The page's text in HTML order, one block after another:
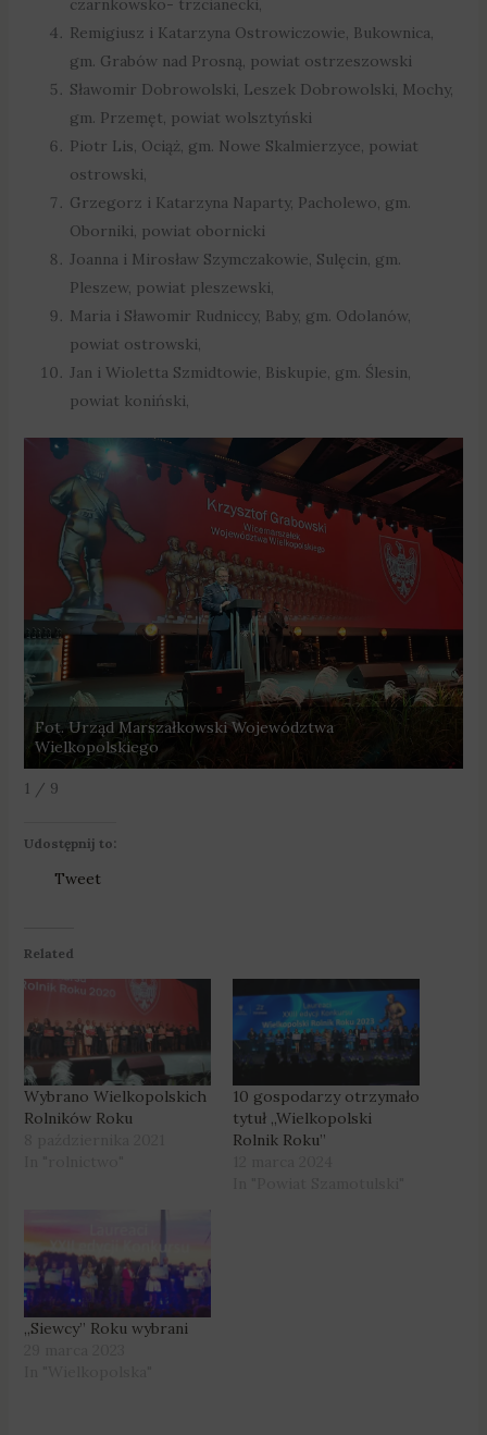
czarnkowsko- trzcianecki,
Remigiusz i Katarzyna Ostrowiczowie, Bukownica,
gm. Grabów nad Prosną, powiat ostrzeszowski
Sławomir Dobrowolski, Leszek Dobrowolski, Mochy,
gm. Przemęt, powiat wolsztyński
Piotr Lis, Ociąż, gm. Nowe Skalmierzyce, powiat
ostrowski,
Grzegorz i Katarzyna Naparty, Pacholewo, gm.
Oborniki, powiat obornicki
Joanna i Mirosław Szymczakowie, Sulęcin, gm.
Pleszew, powiat pleszewski,
Maria i Sławomir Rudniccy, Baby, gm. Odolanów,
powiat ostrowski,
Jan i Wioletta Szmidtowie, Biskupie, gm. Ślesin,
powiat koniński,
Fot. Urząd Marszałkowski Województwa
Wielkopolskiego
1 / 9
Udostępnij to:
Tweet
Related
Wybrano Wielkopolskich
Rolników Roku
10 gospodarzy otrzymało
tytuł „Wielkopolski
Rolnik Roku”
„Siewcy” Roku wybrani